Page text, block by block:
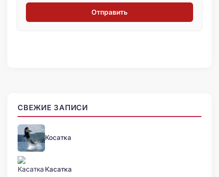
Отправить
СВЕЖИЕ ЗАПИСИ
Косатка
Касатка